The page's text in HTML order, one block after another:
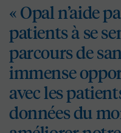
« Opal n’aide
patients à se
parcours de
immense
avec les
données du